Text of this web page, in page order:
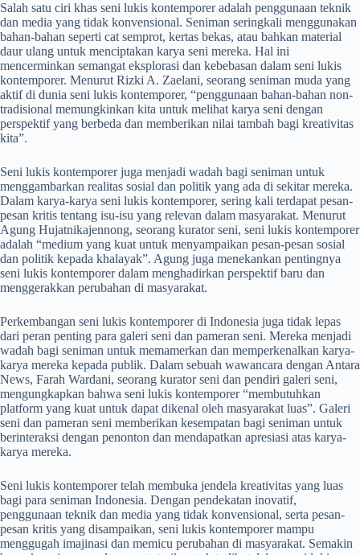
Salah satu ciri khas seni lukis kontemporer adalah penggunaan teknik
dan media yang tidak konvensional. Seniman seringkali menggunakan
bahan-bahan seperti cat semprot, kertas bekas, atau bahkan material
daur ulang untuk menciptakan karya seni mereka. Hal ini
mencerminkan semangat eksplorasi dan kebebasan dalam seni lukis
kontemporer. Menurut Rizki A. Zaelani, seorang seniman muda yang
aktif di dunia seni lukis kontemporer, “penggunaan bahan-bahan non-
tradisional memungkinkan kita untuk melihat karya seni dengan
perspektif yang berbeda dan memberikan nilai tambah bagi kreativitas
kita”.
Seni lukis kontemporer juga menjadi wadah bagi seniman untuk
menggambarkan realitas sosial dan politik yang ada di sekitar mereka.
Dalam karya-karya seni lukis kontemporer, sering kali terdapat pesan-
pesan kritis tentang isu-isu yang relevan dalam masyarakat. Menurut
Agung Hujatnikajennong, seorang kurator seni, seni lukis kontemporer
adalah “medium yang kuat untuk menyampaikan pesan-pesan sosial
dan politik kepada khalayak”. Agung juga menekankan pentingnya
seni lukis kontemporer dalam menghadirkan perspektif baru dan
menggerakkan perubahan di masyarakat.
Perkembangan seni lukis kontemporer di Indonesia juga tidak lepas
dari peran penting para galeri seni dan pameran seni. Mereka menjadi
wadah bagi seniman untuk memamerkan dan memperkenalkan karya-
karya mereka kepada publik. Dalam sebuah wawancara dengan Antara
News, Farah Wardani, seorang kurator seni dan pendiri galeri seni,
mengungkapkan bahwa seni lukis kontemporer “membutuhkan
platform yang kuat untuk dapat dikenal oleh masyarakat luas”. Galeri
seni dan pameran seni memberikan kesempatan bagi seniman untuk
berinteraksi dengan penonton dan mendapatkan apresiasi atas karya-
karya mereka.
Seni lukis kontemporer telah membuka jendela kreativitas yang luas
bagi para seniman Indonesia. Dengan pendekatan inovatif,
penggunaan teknik dan media yang tidak konvensional, serta pesan-
pesan kritis yang disampaikan, seni lukis kontemporer mampu
menggugah imajinasi dan memicu perubahan di masyarakat. Semakin